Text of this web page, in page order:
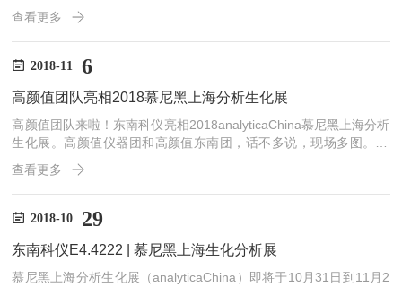
后，测量会自动开始。在目标温度下，折射指数与糖度会快速显示可
取得高糖度±0.03%与折射指数±0.00004准确度。RX-5000α会显示
您所设的控制范围的高低界线。如果测量值与您的标准液体值或其它
折射仪测量的不同，将能做部分调整。根据您的样本，能够输入60
查看更多
2018-11 6
高颜值团队亮相2018慕尼黑上海分析生化展
高颜值团队来啦！东南科仪亮相2018analyticaChina慕尼黑上海分析
生化展。高颜值仪器团和高颜值东南团，话不多说，现场多图。10
月31日，业界翘首以盼的慕尼黑分析生化展在上海新博览中心E1-E4
馆正式拉开帷幕！作为亚洲重要的分析、生化、诊断和实验室技术风
向标盛会，今年展会共吸引来自26个国家和地区的950家行业先锋企
业倾情献演，展出面积达46，000平方米。作为进口实验室仪器集成
理品牌美国阿美特克-博勒飞粘...
查看更多
2018-10 29
东南科仪E4.4222 | 慕尼黑上海生化分析展
慕尼黑上海分析生化展（analyticaChina）即将于10月31日到11月2